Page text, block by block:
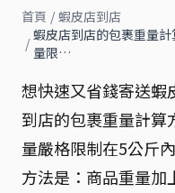
首頁 / 蝦皮店到店
/ 蝦皮店到店的包裹重量
量限…
想快速又省錢寄送蝦
到店的包裹重量計算
量嚴格限制在5公斤
方法是：商品重量加